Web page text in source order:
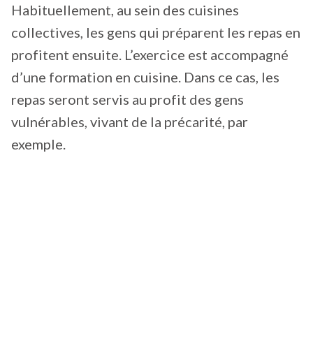
Habituellement, au sein des cuisines
collectives, les gens qui préparent les repas en
profitent ensuite. L’exercice est accompagné
d’une formation en cuisine. Dans ce cas, les
repas seront servis au profit des gens
vulnérables, vivant de la précarité, par
exemple.